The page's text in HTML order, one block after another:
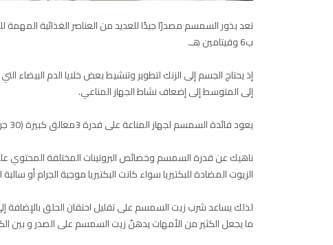
تعد بذور السمسم مصدرًا جيدًا للعديد من العناصر الغذائية المهمة
ب6 وفيتامين هـ.
إذ يحتاج الجسم إلى الزنك لتطوير وتنشيط بعض خلايا الدم البيضاء
إلى المتوسط إلى إضعاف نشاط الجهاز المناعي.
يعود فائدة السمسم لجهاز المناعة على قدرة 3معالق كبيرة (30 جرامًا منها على توفير حوالي 20% من الكمية اليومية الموصى بها من الزنك.
ناهيك عن قدرة السمسم وخصائص البروتينات المختلفة المحتوي
الزيوت المضادة للبكتيريا سواء كانت البكتيريا موجبة الجرام أو
لذلك يساعد شرب زيت السمسم على تقليل احتقان الحلق بالإضافة
ما يجعل الكثير من الأمهات يدهنّ زيت السمسم على الصدر و بين